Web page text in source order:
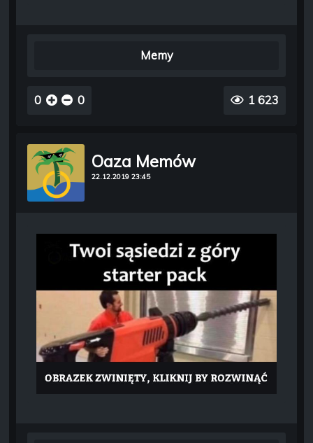
Memy
0 0 1 623
Oaza Memów
22.12.2019 23:45